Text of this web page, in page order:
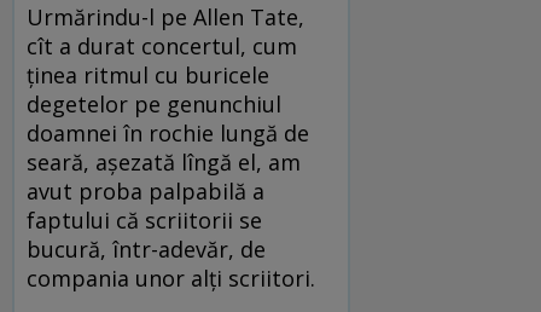
Urmărindu-l pe Allen Tate,
cît a durat concertul, cum
ținea ritmul cu buricele
degetelor pe genunchiul
doamnei în rochie lungă de
seară, așezată lîngă el, am
avut proba palpabilă a
faptului că scriitorii se
bucură, într-adevăr, de
compania unor alți scriitori.